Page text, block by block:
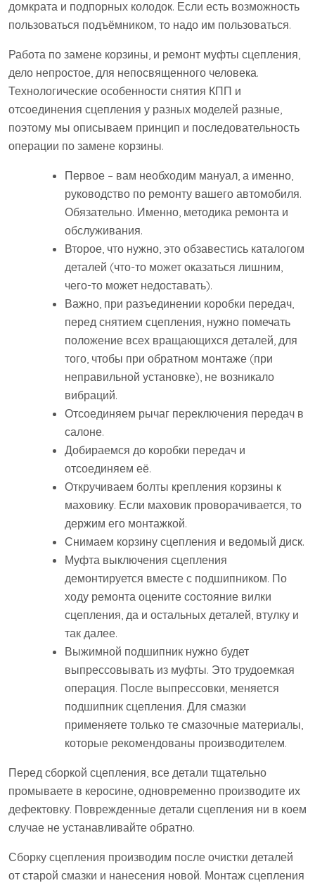
домкрата и подпорных колодок. Если есть возможность
пользоваться подъёмником, то надо им пользоваться.
Работа по замене корзины, и ремонт муфты сцепления,
дело непростое, для непосвященного человека.
Технологические особенности снятия КПП и
отсоединения сцепления у разных моделей разные,
поэтому мы описываем принцип и последовательность
операции по замене корзины.
Первое – вам необходим мануал, а именно,
руководство по ремонту вашего автомобиля.
Обязательно. Именно, методика ремонта и
обслуживания.
Второе, что нужно, это обзавестись каталогом
деталей (что-то может оказаться лишним,
чего-то может недоставать).
Важно, при разъединении коробки передач,
перед снятием сцепления, нужно помечать
положение всех вращающихся деталей, для
того, чтобы при обратном монтаже (при
неправильной установке), не возникало
вибраций.
Отсоединяем рычаг переключения передач в
салоне.
Добираемся до коробки передач и
отсоединяем её.
Откручиваем болты крепления корзины к
маховику. Если маховик проворачивается, то
держим его монтажкой.
Снимаем корзину сцепления и ведомый диск.
Муфта выключения сцепления
демонтируется вместе с подшипником. По
ходу ремонта оцените состояние вилки
сцепления, да и остальных деталей, втулку и
так далее.
Выжимной подшипник нужно будет
выпрессовывать из муфты. Это трудоемкая
операция. После выпрессовки, меняется
подшипник сцепления. Для смазки
применяете только те смазочные материалы,
которые рекомендованы производителем.
Перед сборкой сцепления, все детали тщательно
промываете в керосине, одновременно производите их
дефектовку. Поврежденные детали сцепления ни в коем
случае не устанавливайте обратно.
Сборку сцепления производим после очистки деталей
от старой смазки и нанесения новой. Монтаж сцепления